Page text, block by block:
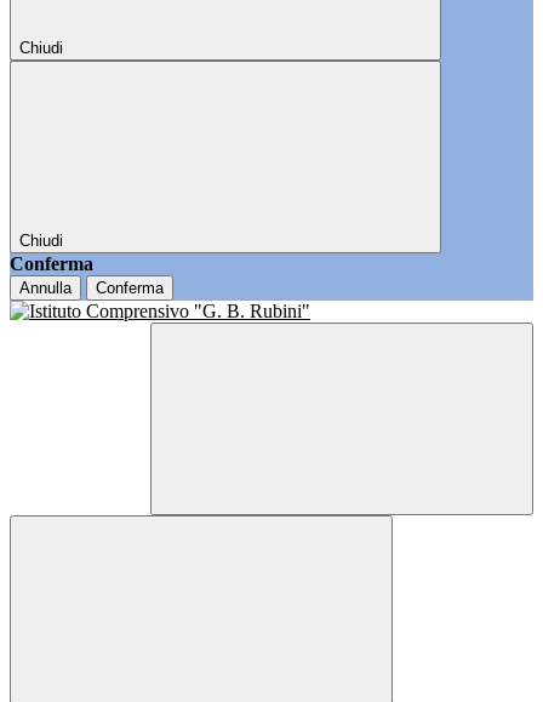
Chiudi
Chiudi
Conferma
Annulla Conferma